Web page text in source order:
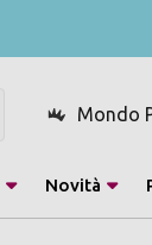
Mondo
Novità